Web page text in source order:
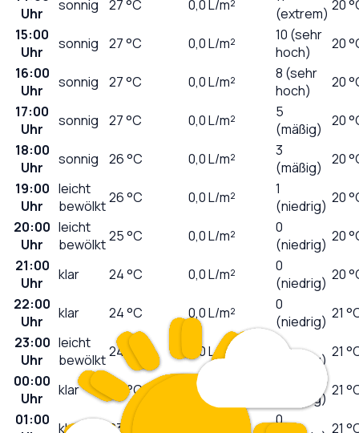
Uhr
sonnig 27°C 0,0L/m²
(extrem) 20
15:00
Uhr
sonnig 27°C 0,0L/m²
10 (sehr
hoch)
20
16:00
Uhr
sonnig 27°C 0,0L/m²
8 (sehr
hoch)
20
17:00
Uhr
sonnig 27°C 0,0L/m²
5
(mäßig)
20
18:00
Uhr
sonnig 26°C 0,0L/m²
3
(mäßig)
20
19:00
Uhr
leicht
bewölkt26°C 0,0L/m²
1
(niedrig) 20
20:00
Uhr
leicht
bewölkt25°C 0,0L/m²
0
(niedrig) 20
21:00
Uhr
klar 24°C 0,0L/m²
0
(niedrig) 20
22:00
Uhr
klar 24°C 0,0L/m²
0
(niedrig) 21
23:00
Uhr
leicht
bewölkt24 °C 0,0L/m²
0
(niedrig) 21
00:00
Uhr
klar °C 0,0
(niedrig) 21
01:00 klar 23 °C
0
21